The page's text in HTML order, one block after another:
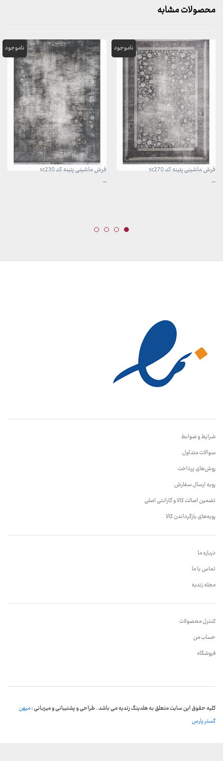
محصولات مشابه
فرش ماشینی پتینه کد sc270
–محدوده
فرش ماشینی پتینه کد sc230
–محدوده
شرایط و ضوابط
سوالات متداول
روش‌های پرداخت
رویه ارسال سفارش
تضمین اصالت کالا و گارانتی اصلی
رویه‌های بازگرداندن کالا
درباره ما
تماس با ما
مجله زندیه
کنترل محصولات
حساب من
فروشگاه
کلیه حقوق این سایت متعلق به هلدینگ زندیه می باشد . طراحی و پشتیبانی و میزبانی :میهن
گستر پارس